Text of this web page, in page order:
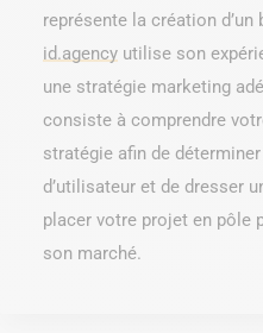
représente la création
id.agency utilise son
une stratégie marketing
consiste à comprendre
stratégie afin de
d’utilisateur et de dresser
placer votre projet en pôle
son marché.